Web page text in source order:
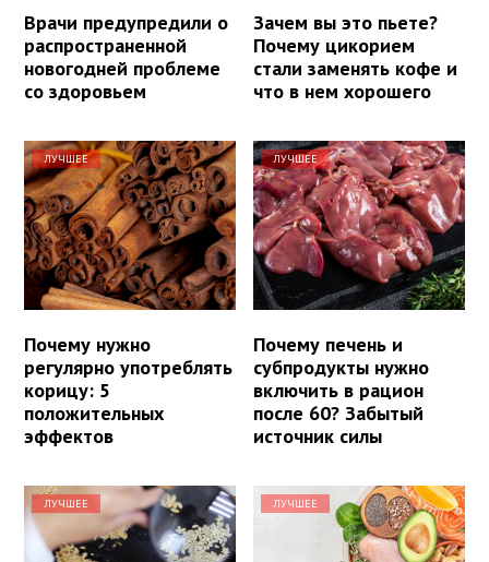
Врачи предупредили о
распространенной
новогодней проблеме
со здоровьем
Зачем вы это пьете?
Почему цикорием
стали заменять кофе и
что в нем хорошего
ЛУЧШЕЕ
Почему нужно
регулярно употреблять
корицу: 5
положительных
эффектов
ЛУЧШЕЕ
Почему печень и
субпродукты нужно
включить в рацион
после 60? Забытый
источник силы
ЛУЧШЕЕ ЛУЧШЕЕ